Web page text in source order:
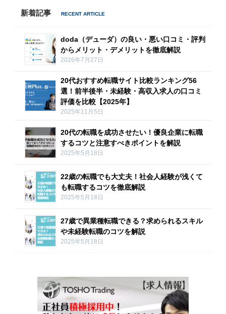
新着記事
doda（デューダ）の良い・悪い口コミ・評判
からメリット・デメリットを徹底解説
2026年7月27日
20代おすすめ転職サイト比較ランキング56
選！前半後半・未経験・高収入求人の口コミ
評価を比較【2025年】
2025年11月5日
20代の転職を成功させたい！優良企業に転職
するコツと注意すべきポイントを解説
2025年5月18日
22歳の転職でも大丈夫！社会人経験が浅くて
も転職するコツを徹底解説
2025年5月18日
27歳で異業種転職できる？求められるスキル
や未経験転職のコツを解説
2025年5月18日